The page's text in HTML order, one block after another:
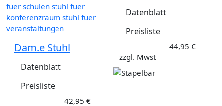
Dam.e Stuhl
Datenblatt
Preisliste
42,95 €
Datenblatt
Preisliste
44,95 €
zzgl. Mwst